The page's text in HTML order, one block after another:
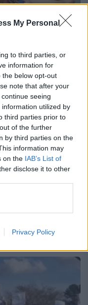
My Personal
to third parties, or
information for
the below opt-out
note that after your
seeing
utilized by
third parties prior to
of the further
by third parties on the
information may
on the IAB’s List of
disclose it to other
Privacy Policy
Cel puțin
în grupuri
mici și mai
britanici. Cel
Britanie cu